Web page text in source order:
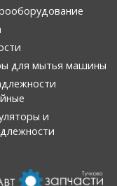
для мытья машины
и